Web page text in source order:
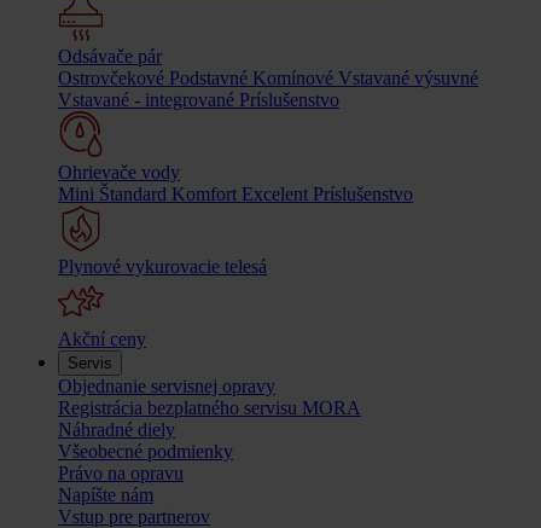
Odsávače pár
Ostrovčekové Podstavné Komínové Vstavané výsuvné
Vstavané - integrované Príslušenstvo
Ohrievače vody
Mini Štandard Komfort Excelent Príslušenstvo
Plynové vykurovacie telesá
Akční ceny
Servis
Objednanie servisnej opravy
Registrácia bezplatného servisu MORA
Náhradné diely
Všeobecné podmienky
Právo na opravu
Napíšte nám
Vstup pre partnerov